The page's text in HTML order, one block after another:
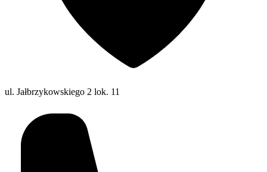
ul. Jałbrzykowskiego 2 lok. 11